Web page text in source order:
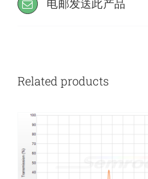
电邮发送此产品
Related products